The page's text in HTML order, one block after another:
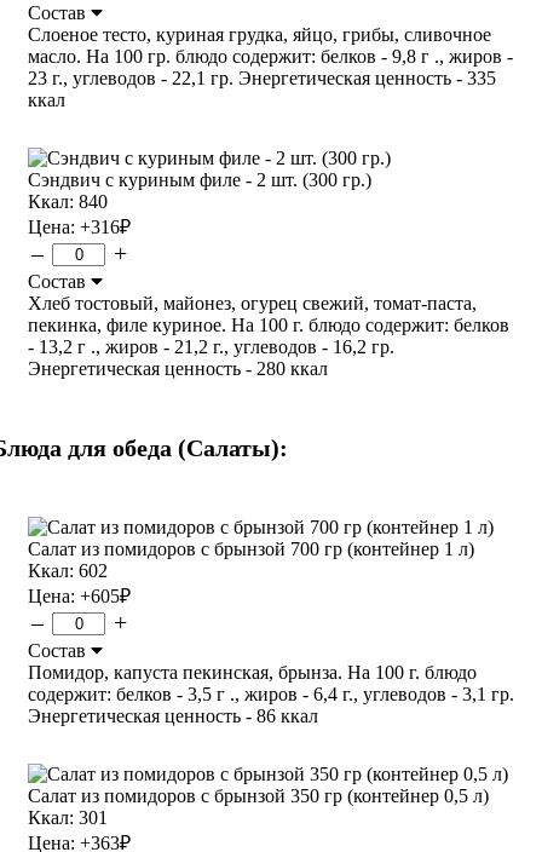
Состав
Слоеное тесто, куриная грудка, яйцо, грибы, сливочное
масло. На 100 гр. блюдо содержит: белков - 9,8 г ., жиров -
23 г., углеводов - 22,1 гр. Энергетическая ценность - 335
ккал
Сэндвич с куриным филе - 2 шт. (300 гр.)
Ккал: 840
Цена: +316₽
– +
Состав
Хлеб тостовый, майонез, огурец свежий, томат-паста,
пекинка, филе куриное. На 100 г. блюдо содержит: белков
- 13,2 г ., жиров - 21,2 г., углеводов - 16,2 гр.
Энергетическая ценность - 280 ккал
для обеда (Салаты):
Салат из помидоров с брынзой 700 гр (контейнер 1 л)
Ккал: 602
Цена: +605₽
– +
Состав
Помидор, капуста пекинская, брынза. На 100 г. блюдо
содержит: белков - 3,5 г ., жиров - 6,4 г., углеводов - 3,1 гр.
Энергетическая ценность - 86 ккал
Салат из помидоров с брынзой 350 гр (контейнер 0,5 л)
Ккал: 301
Цена: +363₽